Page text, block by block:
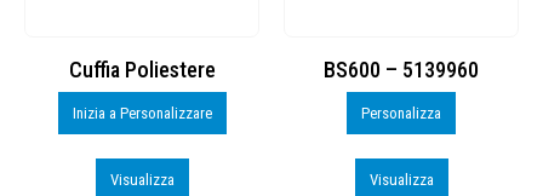
Cuffia Poliestere
Inizia a Personalizzare
Visualizza
BS600 – 5139960
Personalizza
Visualizza